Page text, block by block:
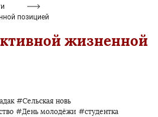
позицией
жизненной
#Сельская новь
#День молодёжи #студентка